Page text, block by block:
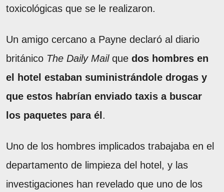
toxicológicas que se le realizaron.
Un amigo cercano a Payne declaró al diario
británico The Daily Mail que dos hombres en
el hotel estaban suministrándole drogas y
que estos habrían enviado taxis a buscar
los paquetes para él .
Uno de los hombres implicados trabajaba en el
departamento de limpieza del hotel, y las
investigaciones han revelado que uno de los